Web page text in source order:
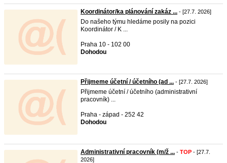
Koordinátor/ka plánování zakáz ... - [27.7. 2026]
Do našeho týmu hledáme posily na pozici
Koordinátor / K ...
Praha 10 - 102 00
Dohodou
Přijmeme účetní / účetního (ad ... - [27.7. 2026]
Přijmeme účetní / účetního (administrativní
pracovník) ...
Praha - západ - 252 42
Dohodou
Administrativní pracovník (m/ž ... - TOP - [27.7.
2026]